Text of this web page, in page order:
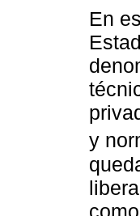
En
y